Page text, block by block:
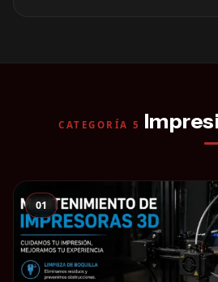
CATEGORÍA 5
01